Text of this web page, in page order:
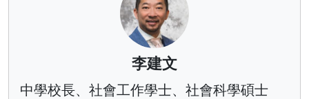
李建文
中學校長、社會工作學士、社會科學碩士